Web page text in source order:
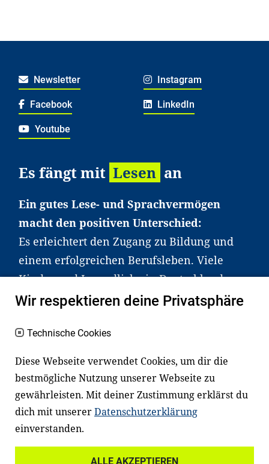
Newsletter Instagram
Facebook LinkedIn
Youtube
Es fängt mit Lesen an
Ein gutes Lese- und Sprachvermögen
macht den positiven Unterschied:
Es erleichtert den Zugang zu Bildung und
einem erfolgreichen Berufsleben. Viele
Kinder und Jugendliche in Deutschland
haben aber große Schwierigkeiten dabei.
an Familien sowie an Erzieher*innen,
Lehrer*innen und andere
Fachexpert*innen. Dafür arbeiten wir eng
mit Ministerien, wissenschaftlichen
Einrichtungen, Verbänden, Unternehmen
und anderen Stiftungen zusammen.
Wir respektieren deine Privatsphäre
Technische Cookies
Diese Webseite verwendet Cookies, um dir die
bestmögliche Nutzung unserer Webseite zu
gewährleisten. Mit deiner Zustimmung erklärst du
dich mit unsererDatenschutzerklärung
einverstanden.
ALLE AKZEPTIEREN